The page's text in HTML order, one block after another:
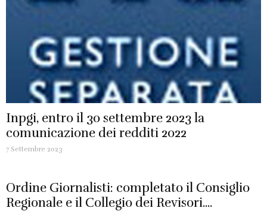
Inpgi, entro il 30 settembre 2023 la
comunicazione dei redditi 2022
7 Settembre 2023
Ordine Giornalisti: completato il Consiglio
Regionale e il Collegio dei Revisori....